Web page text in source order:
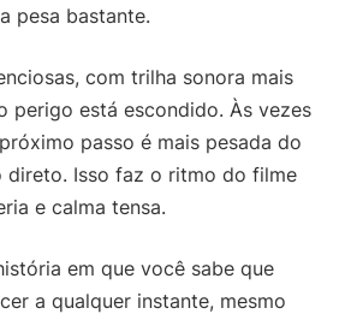
pesa bastante.
com trilha sonora mais
perigo está escondido. Às vezes
passo é mais pesada do
direto. Isso faz o ritmo do filme
e calma tensa.
em que você sabe que
a qualquer instante, mesmo